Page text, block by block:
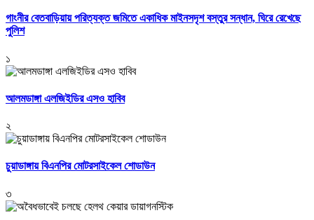
গাংনীর বেতবাড়িয়ায় পরিত্যক্ত জমিতে একাধিক মাইনসদৃশ বস্তুর সন্ধান, ঘিরে রেখেছে
পুলিশ
১
আলমডাঙ্গা এলজিইডির এসও হাবিব
২
চুয়াডাঙ্গায় বিএনপির মোটরসাইকেল শোডাউন
৩